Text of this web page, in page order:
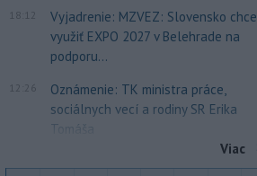
18:12
Vyjadrenie: MZVEZ: Slovensko chce
využiť EXPO 2027 v Belehrade na
podporu...
12:26
Oznámenie: TK ministra práce,
sociálnych vecí a rodiny SR Erika
Tomáša
Viac